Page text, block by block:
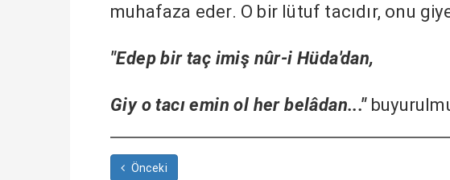
muhafaza eder. O bir lütuf tacıdır, onu
"Edep bir taç imiş nûr-i Hüda'dan,
Giy o tacı emin ol her belâdan..."
Önceki